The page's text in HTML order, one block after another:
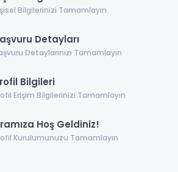
Bilgilerinizi Tamamlayın
Detayları
Detaylarınızı Tamamlayın
Bilgileri
Erişim Bilgilerinizi Tamamlayın
Hoş Geldiniz!
Kurulumunuzu Tamamlayın